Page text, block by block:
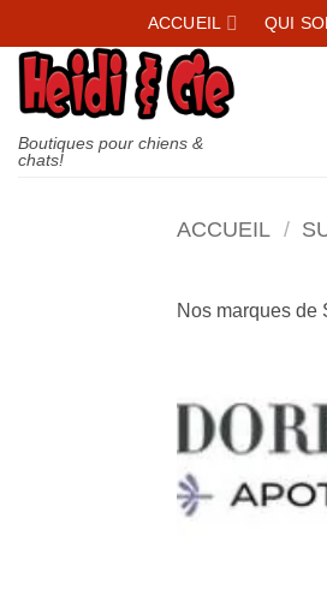
to
content
ACCUEIL QUI
Boutiques pour chiens &
chats!
ACCUEIL /
Nos marques de